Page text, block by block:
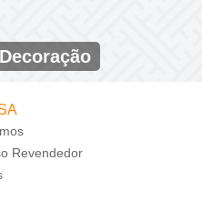
Revendedor